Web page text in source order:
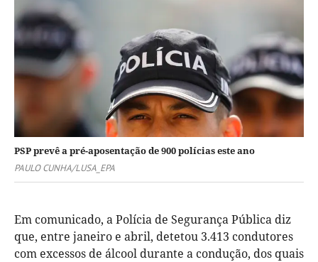
PSP prevê a pré-aposentação de 900 polícias este ano
PAULO CUNHA/LUSA_EPA
Em comunicado, a Polícia de Segurança Pública diz
que, entre janeiro e abril, detetou 3.413 condutores
com excessos de álcool durante a condução, dos quais